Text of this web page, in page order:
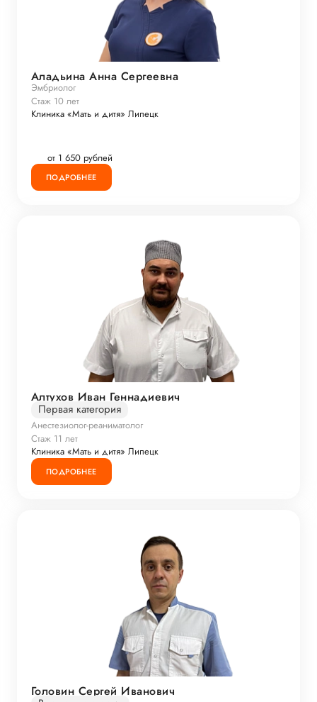
Аладьина Анна Сергеевна
Эмбриолог
Стаж 10 лет
Клиника «Мать и дитя» Липецк
от 1 650 рублей
ПОДРОБНЕЕ
Алтухов Иван Геннадиевич
Первая категория
Анестезиолог-реаниматолог
Стаж 11 лет
Клиника «Мать и дитя» Липецк
ПОДРОБНЕЕ
Головин Сергей Иванович